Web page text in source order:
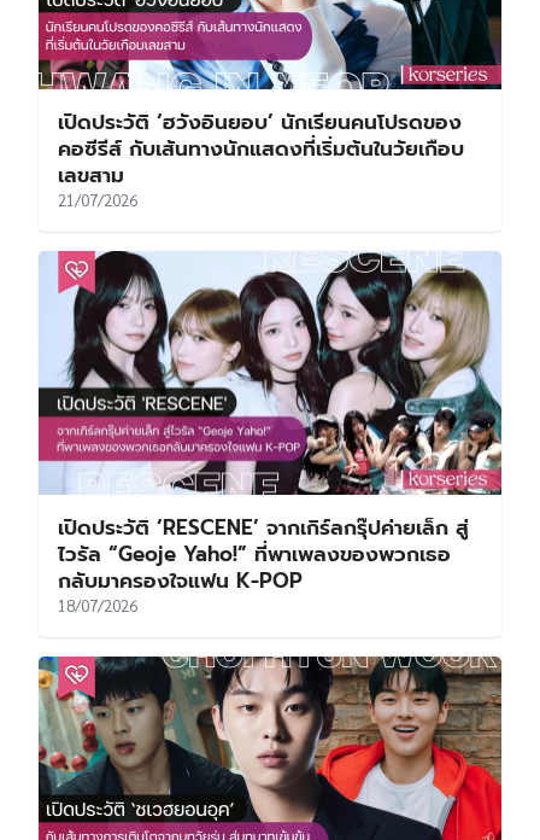
เปิดประวัติ ‘ฮวังอินยอบ’ นักเรียนคนโปรดของ
คอซีรีส์ กับเส้นทางนักแสดงที่เริ่มต้นในวัยเกือบ
เลขสาม
21/07/2026
เปิดประวัติ ‘RESCENE’ จากเกิร์ลกรุ๊ปค่ายเล็ก สู่
ไวรัล “Geoje Yaho!” ที่พาเพลงของพวกเธอ
กลับมาครองใจแฟน K-POP
18/07/2026